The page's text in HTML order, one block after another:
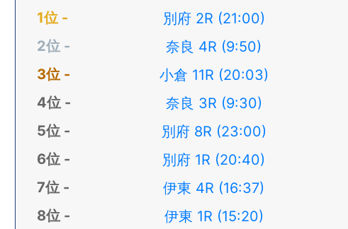
別府 2R (21:00)
奈良 4R (9:50)
小倉 11R (20:03)
奈良 3R (9:30)
別府 8R (23:00)
別府 1R (20:40)
伊東 4R (16:37)
伊東 1R (15:20)